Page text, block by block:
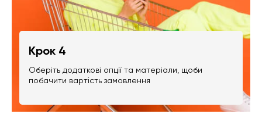
Крок 4
Оберіть додаткові опції та матеріали, щоби
побачити вартість замовлення